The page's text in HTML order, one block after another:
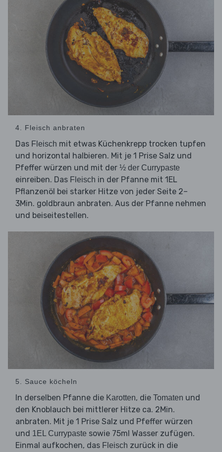
4. Fleisch anbraten
Das Fleisch mit etwas Küchenkrepp trocken tupfen
und horizontal halbieren. Mit je 1 Prise Salz und
Pfeffer würzen und mit der ½ der Currypaste
einreiben. Das Fleisch in der Pfanne mit 1EL
Pflanzenöl bei starker Hitze von jeder Seite 2–
3Min. goldbraun anbraten. Aus der Pfanne nehmen
und beiseitestellen.
5. Sauce köcheln
In derselben Pfanne die Karotten, die Tomaten und
den Knoblauch bei mittlerer Hitze ca. 2Min.
anbraten. Mit je 1 Prise Salz und Pfeffer würzen
und 1EL Currypaste sowie 75ml Wasser zufügen.
Einmal aufkochen, das Fleisch zurück in die